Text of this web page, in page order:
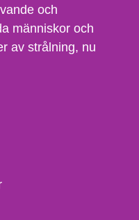
och
människor och
av strålning, nu